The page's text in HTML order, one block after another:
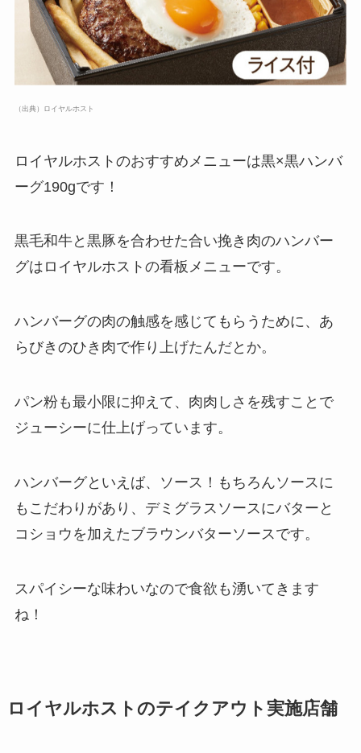
（出典）ロイヤルホスト
ロイヤルホストのおすすめメニューは黒×黒ハンバ
ーグ190gです！
黒毛和牛と黒豚を合わせた合い挽き肉のハンバー
グはロイヤルホストの看板メニューです。
ハンバーグの肉の触感を感じてもらうために、あ
らびきのひき肉で作り上げたんだとか。
パン粉も最小限に抑えて、肉肉しさを残すことで
ジューシーに仕上げっています。
ハンバーグといえば、ソース！もちろんソースに
もこだわりがあり、デミグラスソースにバターと
コショウを加えたブラウンバターソースです。
スパイシーな味わいなので食欲も湧いてきます
ね！
ロイヤルホストのテイクアウト実施店舗